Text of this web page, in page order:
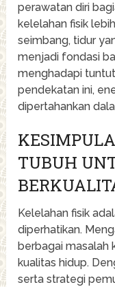
perawatan diri
kelelahan fisik
seimbang, tidur
menjadi fondasi
menghadapi
pendekatan ini,
dipertahankan
TUBUH
Kelelahan fisik
diperhatikan.
berbagai masalah
kualitas hidup.
serta strategi